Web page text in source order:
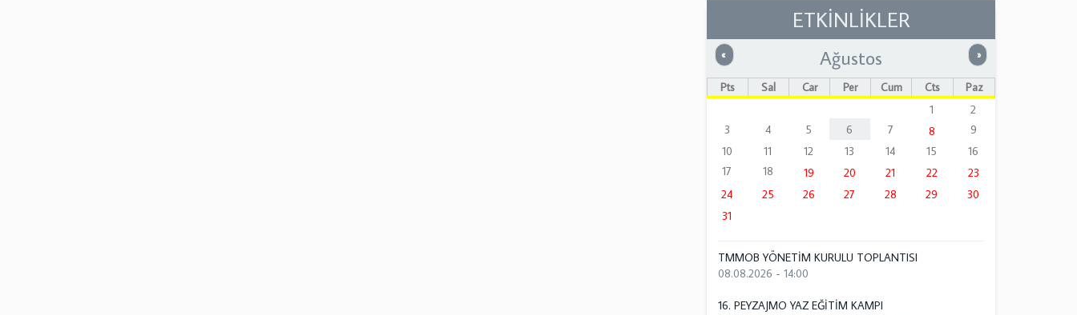
ETKİNLİKLER
« Önceki »Sonraki
Ağustos
Pts Sal Çar Per Cum Cts
Paz
1
2
3
4 5 6 7 8
9
10
11 12 13 14 15
16
17
18 19 20 21 22
23
24
25 26 27 28 29
30
31
TMMOB YÖNETİM KURULU TOPLANTISI
08.08.2026 - 14:00
16. PEYZAJMO YAZ EĞİTİM KAMPI